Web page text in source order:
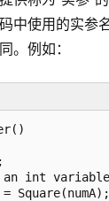
中使用的实参
。例如：
int
Square(numA);